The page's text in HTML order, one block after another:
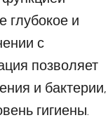
глубокое и
с
позволяет
и бактерии,
гигиены.